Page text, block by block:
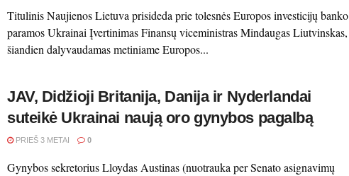
Titulinis Naujienos Lietuva prisideda prie tolesnės Europos investicijų banko
paramos Ukrainai Įvertinimas Finansų viceministras Mindaugas Liutvinskas,
šiandien dalyvaudamas metiniame Europos...
JAV, Didžioji Britanija, Danija ir Nyderlandai
suteikė Ukrainai naują oro gynybos pagalbą
PRIEŠ 3 METAI 0
Gynybos sekretorius Lloydas Austinas (nuotrauka per Senato asignavimų